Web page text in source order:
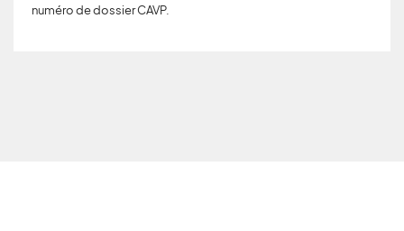
numéro de dossier CAVP.